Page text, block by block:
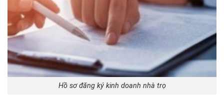
Hồ sơ đăng ký kinh doanh nhà trọ